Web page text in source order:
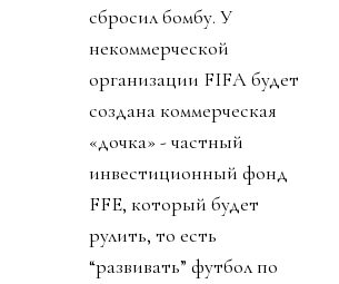
сбросил бомбу. У
некоммерческой
организации FIFA будет
создана коммерческая
«дочка» - частный
инвестиционный фонд
FFE, который будет
рулить, то есть
“развивать” футбол по